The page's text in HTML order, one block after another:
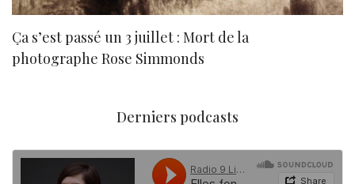
Ça s’est passé un 3 juillet : Mort de la
photographe Rose Simmonds
Derniers podcasts